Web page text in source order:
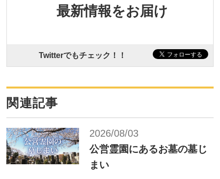
最新情報をお届け
Twitterでもチェック！！
関連記事
2026/08/03
公営霊園にあるお墓の墓じ
まい